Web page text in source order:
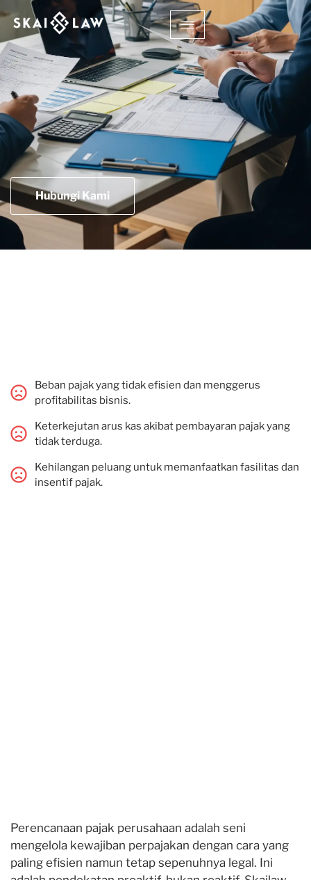
Hubungi Kami
Beban pajak yang tidak efisien dan menggerus
profitabilitas bisnis.
Keterkejutan arus kas akibat pembayaran pajak yang
tidak terduga.
Kehilangan peluang untuk memanfaatkan fasilitas dan
insentif pajak.
Perencanaan pajak perusahaan adalah seni
mengelola kewajiban perpajakan dengan cara yang
paling efisien namun tetap sepenuhnya legal. Ini